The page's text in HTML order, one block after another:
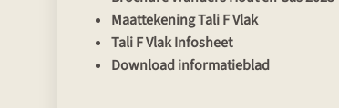
Maattekening Tali F Vlak
Tali F Vlak Infosheet
Download informatieblad